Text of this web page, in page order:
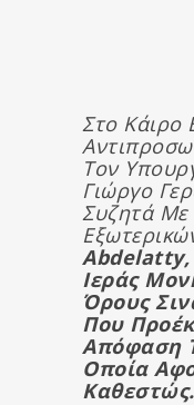
Στο Κάιρο
Τον
Γιώργο
Συζητά Με
Abdelatty,
Ιεράς
Όρους
Που
Απόφαση
Οποία